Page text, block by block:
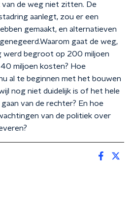
van de weg niet zitten. De
aanlegt, zou er een
gemaakt, en alternatieven
gaat de weg,
werd begroot op 200 miljoen
miljoen kosten? Hoe
al te beginnen met het bouwen
nog niet duidelijk is of het hele
van de rechter? En hoe
van de politiek over